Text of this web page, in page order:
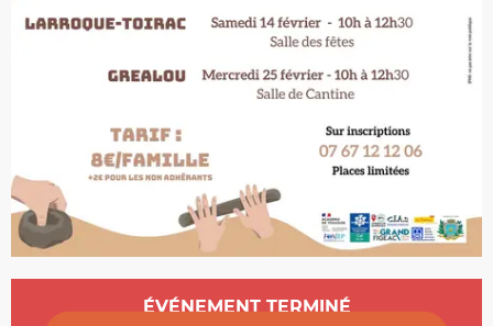
Ouverture et coordonnées
ÉVÉNEMENT TERMINÉ